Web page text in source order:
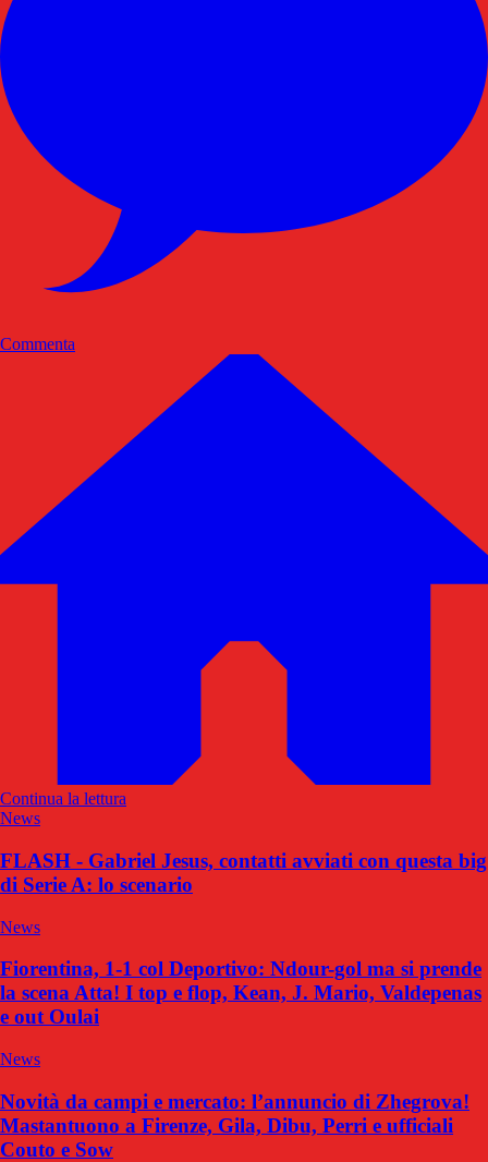
Commenta
Continua la lettura
News
FLASH - Gabriel Jesus, contatti avviati con questa big
di Serie A: lo scenario
News
Fiorentina, 1-1 col Deportivo: Ndour-gol ma si prende
la scena Atta! I top e flop, Kean, J. Mario, Valdepenas
e out Oulai
News
Novità da campi e mercato: l’annuncio di Zhegrova!
Mastantuono a Firenze, Gila, Dibu, Perri e ufficiali
Couto e Sow